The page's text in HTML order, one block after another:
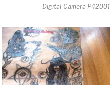
Digital Camera P42001